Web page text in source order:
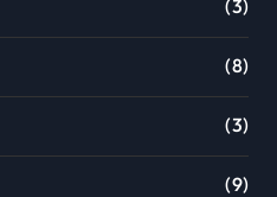
(3)
(8)
(3)
(9)